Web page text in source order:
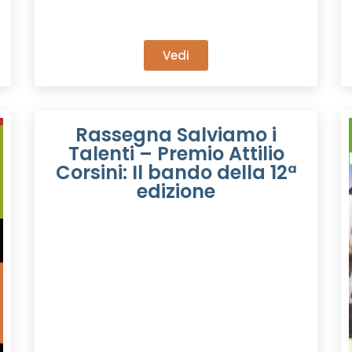
Vedi
Rassegna Salviamo i
Talenti – Premio Attilio
Corsini: Il bando della 12ª
edizione